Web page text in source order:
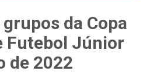
da Copa
Futebol Júnior
de 2022